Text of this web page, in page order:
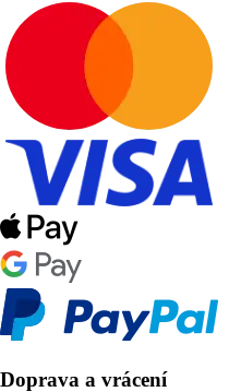
Doprava a vrácení